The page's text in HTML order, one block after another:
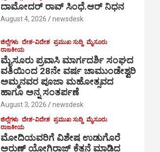
ದಾಮೋದರ್ ರಾವ್ ಸಿಂಧೆ.ಆರ್ ನಿಧನ
August 4, 2026 newsdesk
ಜಿಲ್ಲೆಗಳು ದೇಶ-ವಿದೇಶ ಪ್ರಮುಖ ಸುದ್ದಿ ಮೈಸೂರು
ರಾಜಕೀಯ
ಮೈಸೂರು ಪ್ರವಾಸಿ ಮಾರ್ಗದರ್ಶಿ ಸಂಘದ
ವತಿಯಿಂದ 28ನೇ ವರ್ಷ ಚಾಮುಂಡೇಶ್ವರಿ
ಅಮ್ಮನವರ ಪೂಜಾ ಮಹೋತ್ಸವದ
ಹಾಗೂ ಅನ್ನ ಸಂತರ್ಪಣೆ
August 3, 2026 newsdesk
ಜಿಲ್ಲೆಗಳು ದೇಶ-ವಿದೇಶ ಪ್ರಮುಖ ಸುದ್ದಿ ಮೈಸೂರು
ರಾಜಕೀಯ
ಮೋದಿಯವರಿಗೆ ವಿಶೇಷ ಉಡುಗೊರೆ
ಅರುಣ್ ಯೋಗಿರಾಜ್ ಕೆತ್ತನೆ ಮಾಡಿದ